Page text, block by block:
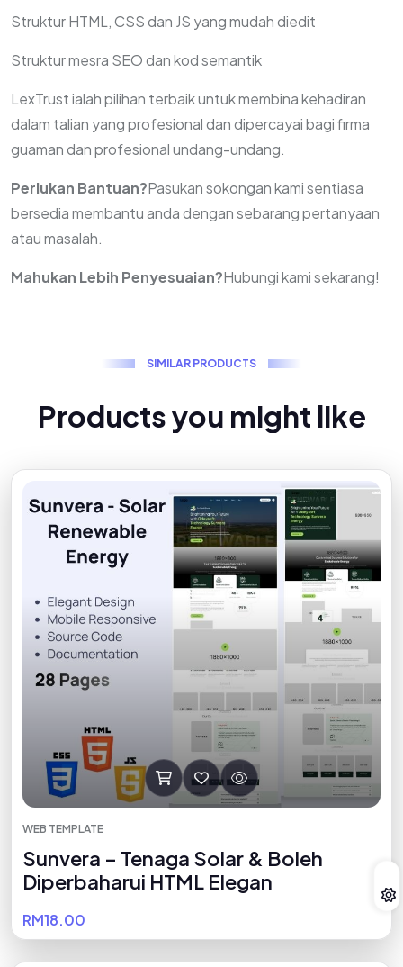
Struktur HTML, CSS dan JS yang mudah diedit
Struktur mesra SEO dan kod semantik
LexTrust ialah pilihan terbaik untuk membina kehadiran
dalam talian yang profesional dan dipercayai bagi firma
guaman dan profesional undang-undang.
Perlukan Bantuan?Pasukan sokongan kami sentiasa
bersedia membantu anda dengan sebarang pertanyaan
atau masalah.
Mahukan Lebih Penyesuaian?Hubungi kami sekarang!
SIMILAR PRODUCTS
Productsyou might like
WEB TEMPLATE
Sunvera – Tenaga Solar & Boleh
Diperbaharui HTML Elegan
RM18.00